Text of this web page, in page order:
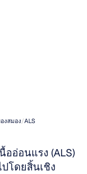
งสมอง/ALS
ออ่อนแรง (ALS)
โดยสิ้นเชิง